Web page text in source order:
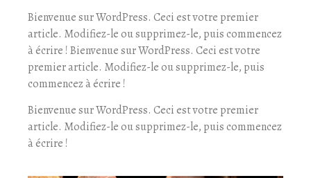
Bienvenue sur WordPress. Ceci est votre premier
article. Modifiez-le ou supprimez-le, puis commencez
à écrire ! Bienvenue sur WordPress. Ceci est votre
premier article. Modifiez-le ou supprimez-le, puis
commencez à écrire !
Bienvenue sur WordPress. Ceci est votre premier
article. Modifiez-le ou supprimez-le, puis commencez
à écrire !